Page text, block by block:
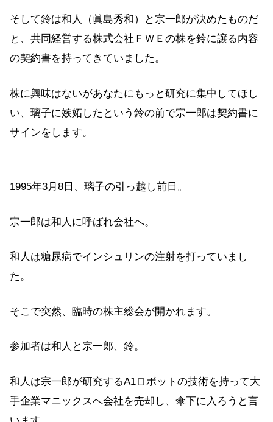
そして鈴は和人（眞島秀和）と宗一郎が決めたものだ
と、共同経営する株式会社ＦＷＥの株を鈴に譲る内容
の契約書を持ってきていました。
株に興味はないがあなたにもっと研究に集中してほし
い、璃子に嫉妬したという鈴の前で宗一郎は契約書に
サインをします。
1995年3月8日、璃子の引っ越し前日。
宗一郎は和人に呼ばれ会社へ。
和人は糖尿病でインシュリンの注射を打っていまし
た。
そこで突然、臨時の株主総会が開かれます。
参加者は和人と宗一郎、鈴。
和人は宗一郎が研究するA1ロボットの技術を持って大
手企業マニックスへ会社を売却し、傘下に入ろうと言